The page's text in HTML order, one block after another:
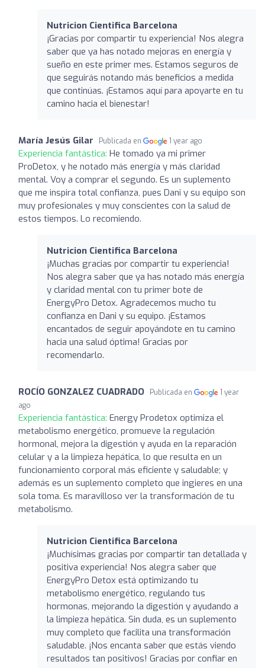
Nutricion Cientifica Barcelona
¡Gracias por compartir tu experiencia! Nos alegra
saber que ya has notado mejoras en energía y
sueño en este primer mes. Estamos seguros de
que seguirás notando más beneficios a medida
que continúas. ¡Estamos aquí para apoyarte en tu
camino hacia el bienestar!
María Jesús Gilar Publicada en 1 year ago
Experiencia fantástica: He tomado ya mi primer
ProDetox, y he notado más energía y más claridad
mental. Voy a comprar el segundo. Es un suplemento
que me inspira total confianza, pues Dani y su equipo son
muy profesionales y muy conscientes con la salud de
estos tiempos. Lo recomiendo.
Nutricion Cientifica Barcelona
¡Muchas gracias por compartir tu experiencia!
Nos alegra saber que ya has notado más energía
y claridad mental con tu primer bote de
EnergyPro Detox. Agradecemos mucho tu
confianza en Dani y su equipo. ¡Estamos
encantados de seguir apoyándote en tu camino
hacia una salud óptima! Gracias por
recomendarlo.
ROCÍO GONZALEZ CUADRADO Publicada en
1 year
ago
Experiencia fantástica: Energy Prodetox optimiza el
metabolismo energético, promueve la regulación
hormonal, mejora la digestión y ayuda en la reparación
celular y a la limpieza hepática, lo que resulta en un
funcionamiento corporal más eficiente y saludable; y
además es un suplemento completo que ingieres en una
sola toma. Es maravilloso ver la transformación de tu
metabolismo.
Nutricion Cientifica Barcelona
¡Muchísimas gracias por compartir tan detallada y
positiva experiencia! Nos alegra saber que
EnergyPro Detox está optimizando tu
metabolismo energético, regulando tus
hormonas, mejorando la digestión y ayudando a
la limpieza hepática. Sin duda, es un suplemento
muy completo que facilita una transformación
saludable. ¡Nos encanta saber que estás viendo
resultados tan positivos! Gracias por confiar en